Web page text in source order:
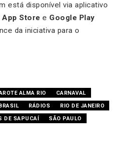
está disponível via aplicativo
App Store e Google Play
da iniciativa para o
ALMA RIO
CARNAVAL
RÁDIOS
RIO DE JANEIRO
DE SAPUCAÍ
SÃO PAULO